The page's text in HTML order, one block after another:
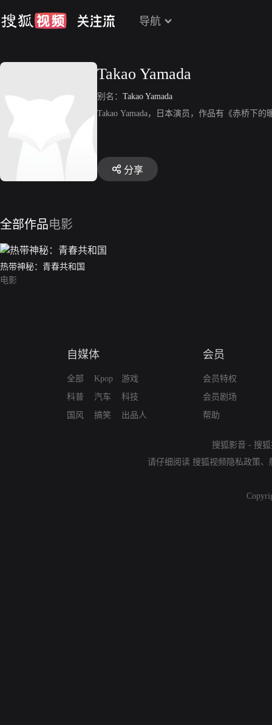
导航
Takao Yamada
别名： Takao Yamada
Takao Yamada，日本演员，作品有《赤桥下
分享
全部作品电影
热带神秘：青春共和国
电影
自媒体
全部
科普
国风
Kpop
汽车
搞笑
游戏
科技
出品人
会员
会员特权
会员剧场
帮助
搜狐影音 - 搜
请仔细阅读 搜狐视频隐私政策、